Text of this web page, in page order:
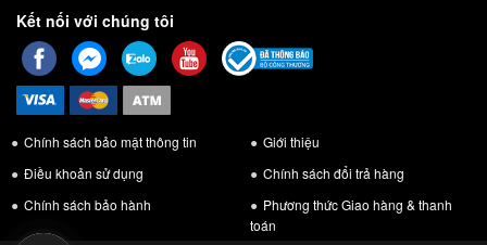
Kết nối với chúng tôi
Chính sách bảo mật thông tin
Giới thiệu
Điều khoản sử dụng
Chính sách đổi trả hàng
Chính sách bảo hành
Phương thức Giao hàng & thanh
toán